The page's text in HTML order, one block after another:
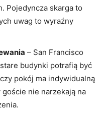
Pojedyncza skarga to
uwag to wyraźny
– San Francisco
budynki potrafią być
pokój ma indywidualną
nie narzekają na